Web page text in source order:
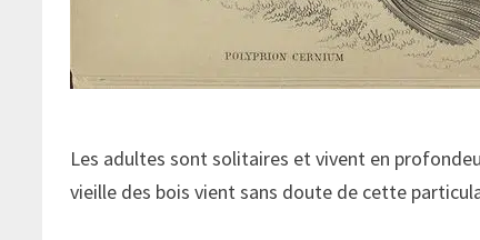
Les adultes sont solitaires et vivent en
vieille des bois vient sans doute de cette